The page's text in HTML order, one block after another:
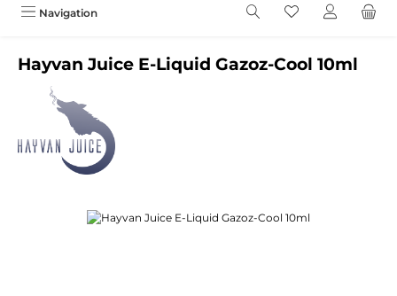
Navigation Du hast 0
Hayvan Juice E-Liquid Gazoz-Cool 10ml
Bildergalerie überspringen